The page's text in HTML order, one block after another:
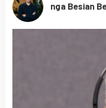
nga Besian